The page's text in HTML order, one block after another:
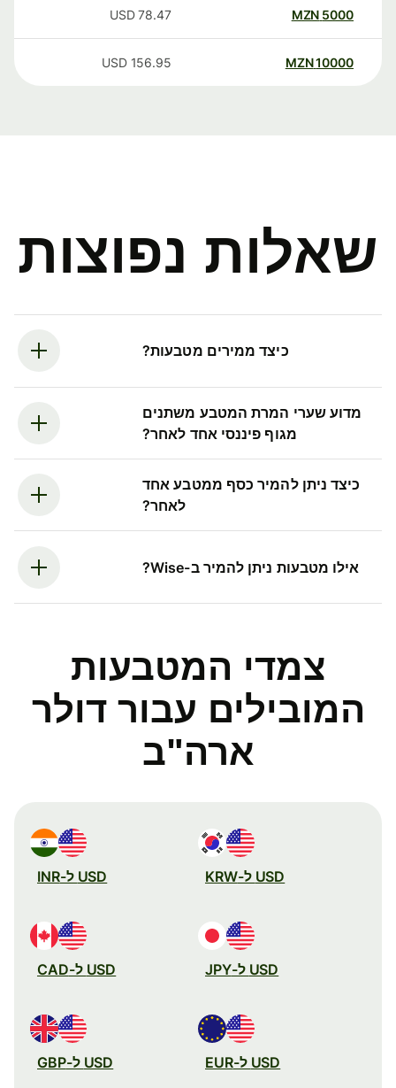
5000
MZN
78.47
USD
10000
MZN
156.95
USD
שאלות נפוצות
כיצד ממירים מטבעות?
מדוע שערי המרת המטבע משתנים
מגוף פיננסי אחד לאחר?
כיצד ניתן להמיר כסף ממטבע אחד
לאחר?
אילו מטבעות ניתן להמיר ב-Wise?
צמדי המטבעות
המובילים עבור דולר
ארה"ב
USD ל-KRW USD ל-INR
USD ל-JPY USD ל-CAD
USD ל-EUR USD ל-GBP